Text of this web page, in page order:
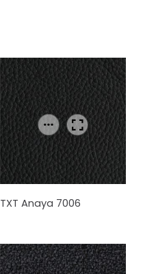
TXT Anaya 7006